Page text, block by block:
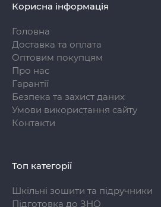
Корисна інформація
Головна
Доставка та оплата
Оптовим покупцям
Про нас
Гарантії
Безпека та захист даних
Умови використання сайту
Контакти
Топ категорії
Шкільні зошити та підручники
Підготовка до ЗНО